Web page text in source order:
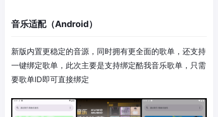
音乐适配（Android）
新版内置更稳定的音源，同时拥有更全面的歌单，还支持
一键绑定歌单，此次主要是支持绑定酷我音乐歌单，只需
要歌单ID即可直接绑定